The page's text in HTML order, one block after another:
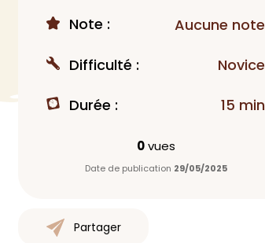
MAQUILLAGE
Rouge à lèvres
Démaquillant
Primer
Autre
Note : Aucune note
Difficulté : Novice
Durée : 15 min
0vues
Date de publication 29/05/2025
Partager